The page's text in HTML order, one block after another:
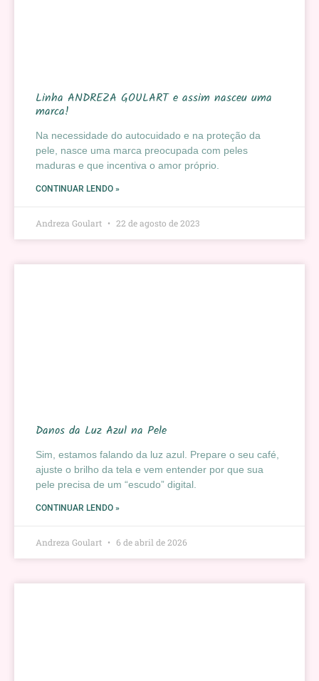
Linha ANDREZA GOULART e assim nasceu uma
marca!
Na necessidade do autocuidado e na proteção da
pele, nasce uma marca preocupada com peles
maduras e que incentiva o amor próprio.
CONTINUAR LENDO »
Andreza Goulart 22 de agosto de 2023
Danos da Luz Azul na Pele
Sim, estamos falando da luz azul. Prepare o seu café,
ajuste o brilho da tela e vem entender por que sua
pele precisa de um “escudo” digital.
CONTINUAR LENDO »
Andreza Goulart 6 de abril de 2026